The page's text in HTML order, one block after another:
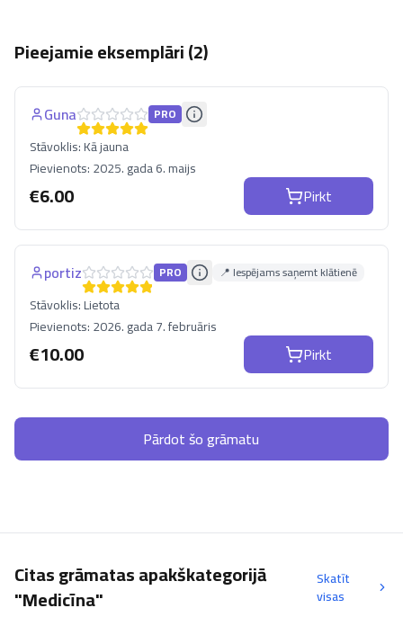
Pieejamie eksemplāri (2)
Guna PRO
Stāvoklis:Kā jauna
Pievienots:2025. gada 6. maijs
€6.00 Pirkt
portiz PRO 📍 Iespējams saņemt klātienē
Stāvoklis:Lietota
Pievienots:2026. gada 7. februāris
€10.00 Pirkt
Pārdot šo grāmatu
Citas grāmatas apakškategorijā
"Medicīna"
Skatīt
visas